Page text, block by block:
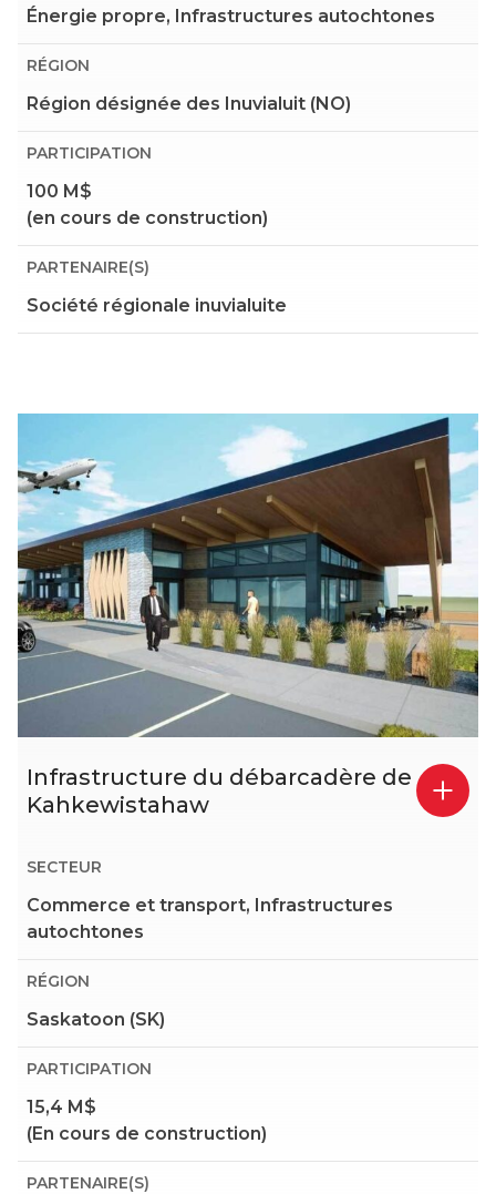
Énergie propre, Infrastructures autochtones
RÉGION
Région désignée des Inuvialuit (NO)
PARTICIPATION
100 M$
(en cours de construction)
PARTENAIRE(S)
Société régionale inuvialuite
Infrastructure du débarcadère de
Kahkewistahaw
SECTEUR
Commerce et transport, Infrastructures
autochtones
RÉGION
Saskatoon (SK)
PARTICIPATION
15,4 M$
(En cours de construction)
PARTENAIRE(S)